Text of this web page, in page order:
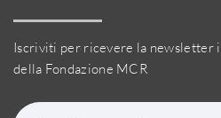
Iscriviti per ricevere la newsletter
della Fondazione MCR